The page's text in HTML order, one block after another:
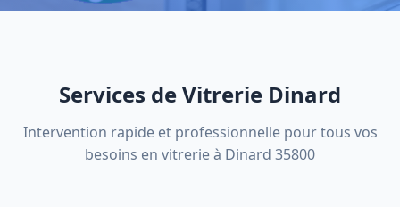
Services de Vitrerie Dinard
Intervention rapide et professionnelle pour tous vos
besoins en vitrerie à Dinard 35800